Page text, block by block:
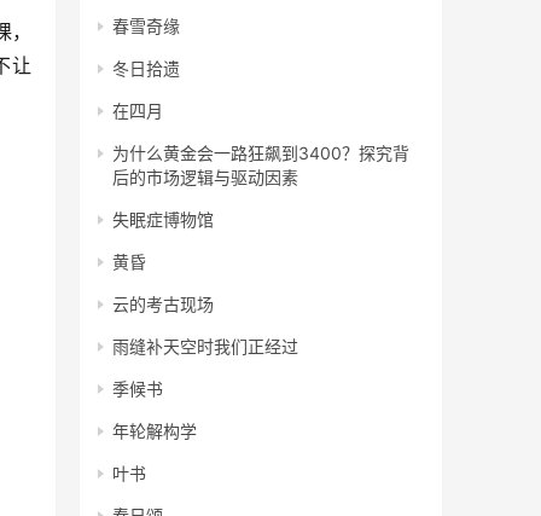
让
春雪奇缘
冬日拾遗
在四月
为什么黄金会一路狂飙到3400？探究背
后的市场逻辑与驱动因素
失眠症博物馆
黄昏
云的考古现场
雨缝补天空时我们正经过
季候书
年轮解构学
叶书